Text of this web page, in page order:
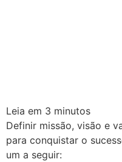
Leia em 3 minutos
Definir missão, visão e
para conquistar o
um a seguir: